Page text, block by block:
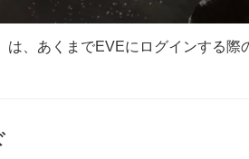
、あくまでEVEにログインする